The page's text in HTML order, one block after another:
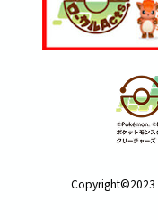
Copyright©2023